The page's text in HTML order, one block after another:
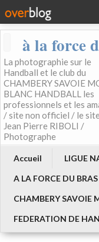
à la force
La photographie sur le
Handball et le club du
CHAMBERY SAVOIE
BLANC HANDBALL les
professionnels et les
/ site non officiel / le
Jean Pierre RIBOLI /
Photographe
Accueil
LIGUE
A LA FORCE DU
CHAMBERY SAVOIE
FEDERATION DE